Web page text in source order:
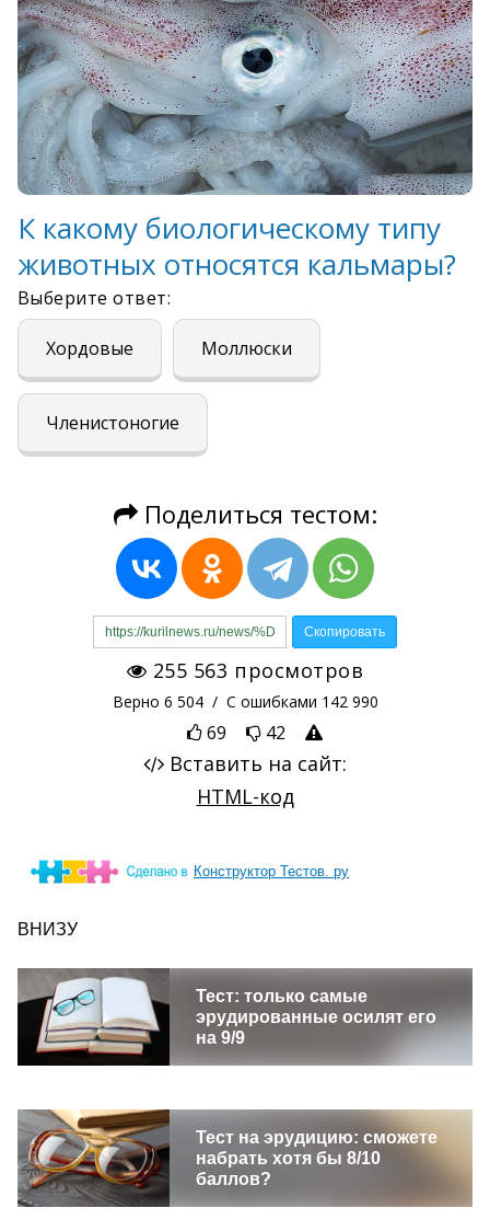
Конструктор Тестов. ру
ВНИЗУ
Тест: только самые
эрудированные осилят его
на 9/9
Тест на эрудицию: сможете
набрать хотя бы 8/10
баллов?